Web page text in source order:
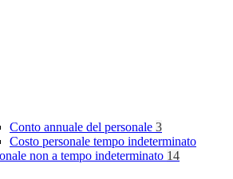
Conto annuale del personale 3
Costo personale tempo indeterminato
non a tempo indeterminato 14